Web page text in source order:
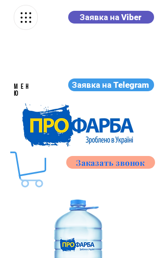
Заявка на Viber
Заявка на Telegram
МЕН
Ю
Заказать звонок